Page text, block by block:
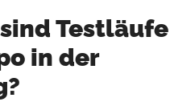
Testläufe
in der